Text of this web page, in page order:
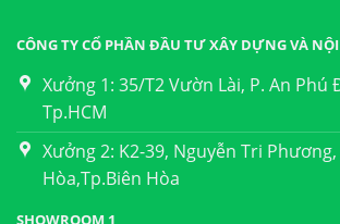
CÔNG TY CỔ PHẦN ĐẦU TƯ XÂY DỰNG VÀ
Xưởng 1: 35/T2 Vườn Lài, P. An Phú
Tp.HCM
Xưởng 2: K2-39, Nguyễn Tri
Hòa,Tp.Biên Hòa
SHOWROOM 1